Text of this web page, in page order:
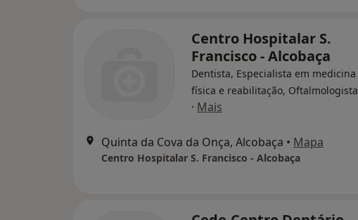
Centro Hospitalar S.
Francisco - Alcobaça
Dentista, Especialista em medicina
física e reabilitação, Oftalmologista
· Mais
Quinta da Cova da Onça, Alcobaça • Mapa
Centro Hospitalar S. Francisco - Alcobaça